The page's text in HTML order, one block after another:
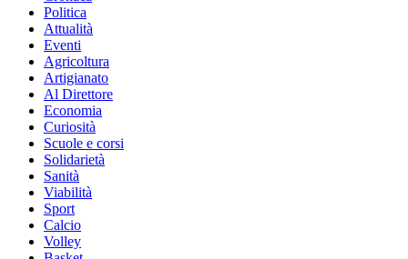
Politica
Attualità
Eventi
Agricoltura
Artigianato
Al Direttore
Economia
Curiosità
Scuole e corsi
Solidarietà
Sanità
Viabilità
Sport
Calcio
Volley